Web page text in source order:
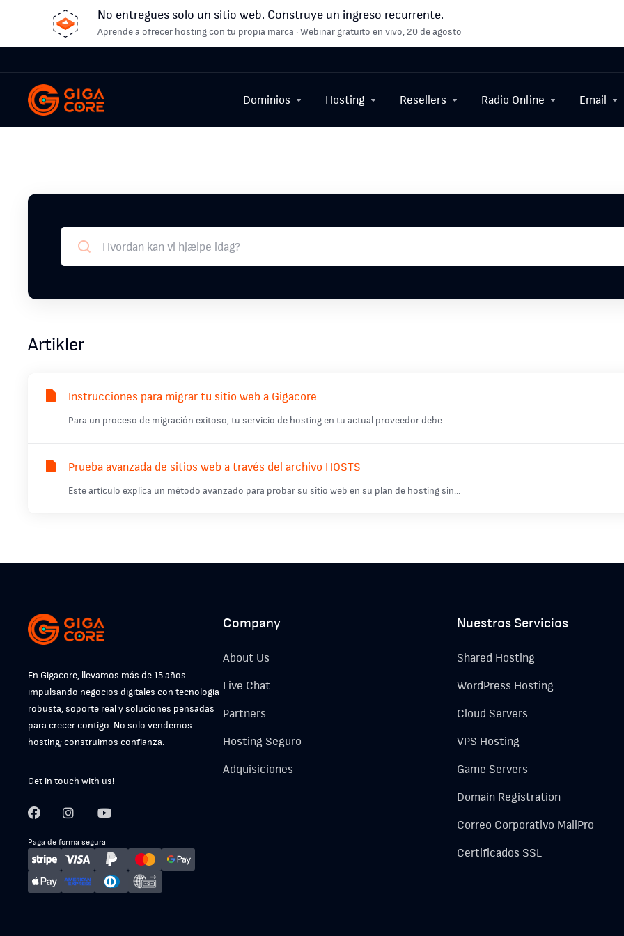
No entregues solo un sitio web. Construye un ingreso recurrente.
Aprende a ofrecer hosting con tu propia marca · Webinar gratuito en vivo, 20 de agosto
Dominios Hosting Resellers Radio Online Email
Artikler
Instrucciones para migrar tu sitio web a Gigacore
Para un proceso de migración exitoso, tu servicio de hosting en tu actual proveedor debe...
Prueba avanzada de sitios web a través del archivo HOSTS
Este artículo explica un método avanzado para probar su sitio web en su plan de hosting sin...
En Gigacore, llevamos más de 15 años
impulsando negocios digitales con tecnología
robusta, soporte real y soluciones pensadas
para crecer contigo. No solo vendemos
hosting; construimos confianza.
Get in touch with us!
Paga de forma segura
Company
About Us
Live Chat
Partners
Hosting Seguro
Adquisiciones
Nuestros Servicios
Shared Hosting
WordPress Hosting
Cloud Servers
VPS Hosting
Game Servers
Domain Registration
Correo Corporativo MailPro
Certificados SSL